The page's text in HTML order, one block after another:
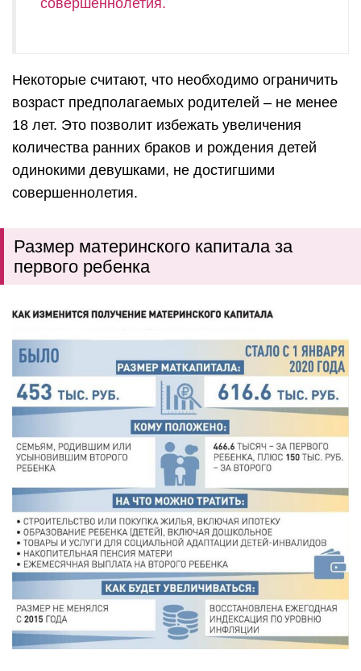
Некоторые считают, что необходимо ограничить
возраст предполагаемых родителей – не менее
18 лет. Это позволит избежать увеличения
количества ранних браков и рождения детей
одинокими девушками, не достигшими
совершеннолетия.
Размер материнского капитала за
первого ребенка